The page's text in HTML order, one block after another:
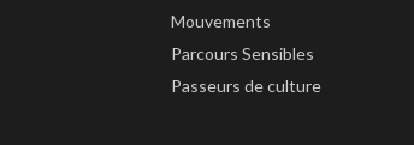
Mouvements
Parcours Sensibles
Passeurs de culture